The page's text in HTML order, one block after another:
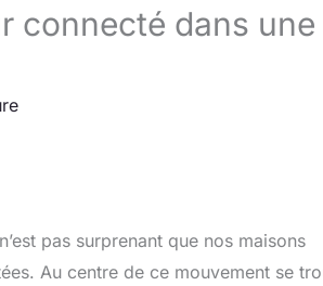
connecté dans une
pas surprenant que nos maisons
Au centre de ce mouvement se